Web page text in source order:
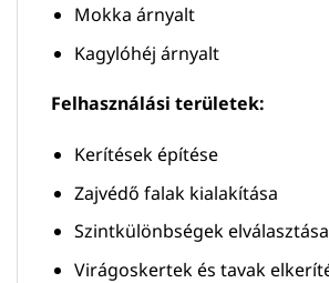
Mokka árnyalt
Kagylóhéj árnyalt
Felhasználási területek:
Kerítések építése
Zajvédő falak kialakítása
Szintkülönbségek elválasztása
Virágoskertek és tavak